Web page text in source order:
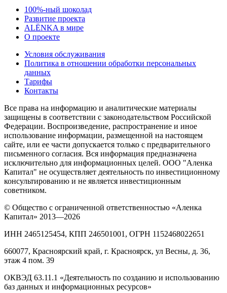
100%-ный шоколад
Развитие проекта
ALЁNKA в мире
О проекте
Условия обслуживания
Политика в отношении обработки персональных
данных
Тарифы
Контакты
Все права на информацию и аналитические материалы
защищены в соответствии с законодательством Российской
Федерации. Воспроизведение, распространение и иное
использование информации, размещенной на настоящем
сайте, или ее части допускается только с предварительного
письменного согласия. Вся информация предназначена
исключительно для информационных целей. ООО "Аленка
Капитал" не осуществляет деятельность по инвестиционному
консультированию и не является инвестиционным
советником.
© Общество с ограниченной ответственностью «Аленка
Капитал» 2013—2026
ИНН 2465125454, КПП 246501001, ОГРН 1152468022651
660077, Красноярский край, г. Красноярск, ул Весны, д. 36,
этаж 4 пом. 39
ОКВЭД 63.11.1 «Деятельность по созданию и использованию
баз данных и информационных ресурсов»